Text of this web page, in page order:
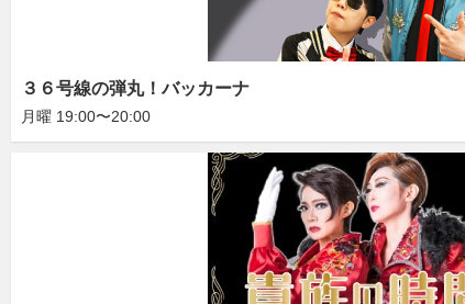
３６号線の弾丸！バッカーナ
月曜 19:00〜20:00